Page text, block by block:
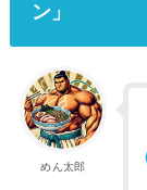
ン」
めん太郎